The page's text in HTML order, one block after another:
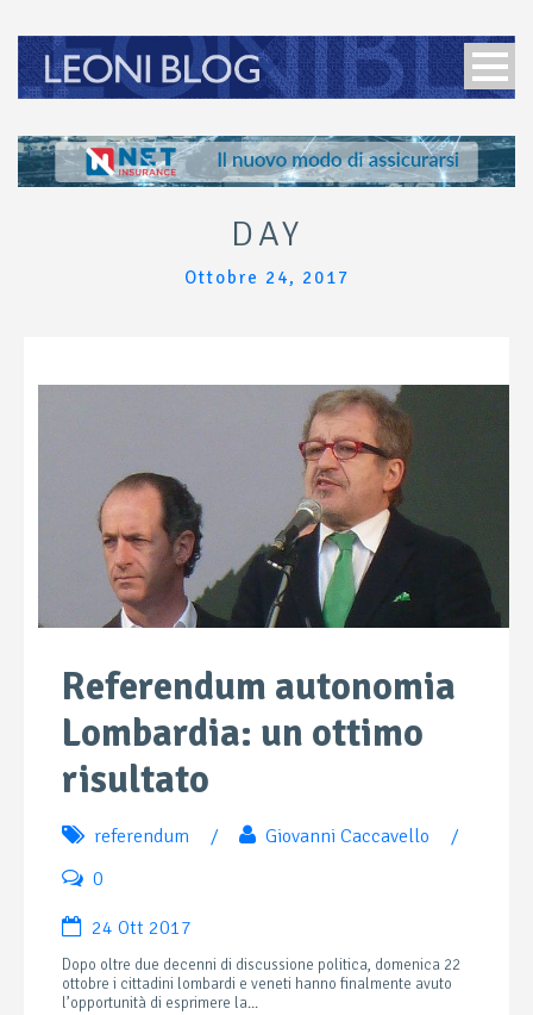
DAY
Ottobre 24, 2017
Referendum autonomia
Lombardia: un ottimo
risultato
referendum / Giovanni Caccavello
/
0
24 Ott 2017
Dopo oltre due decenni di discussione politica, domenica 22
ottobre i cittadini lombardi e veneti hanno finalmente avuto
l’opportunità di esprimere la...